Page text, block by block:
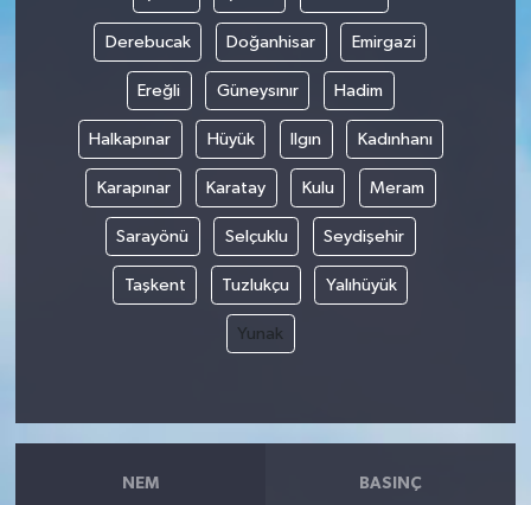
Derebucak Doğanhisar Emirgazi
Ereğli Güneysınır Hadim
Halkapınar Hüyük Ilgın Kadınhanı
Karapınar Karatay Kulu Meram
Sarayönü Selçuklu Seydişehir
Taşkent Tuzlukçu Yalıhüyük
Yunak
NEM BASINÇ